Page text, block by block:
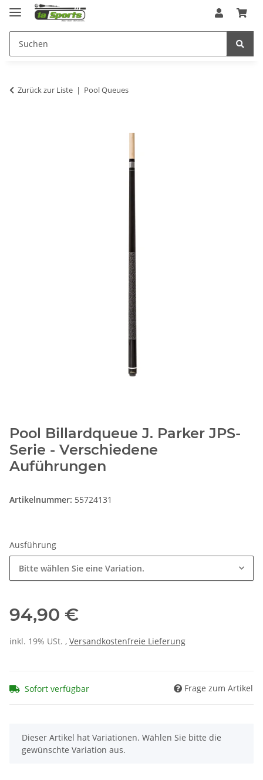
Zurück zur Liste Pool Queues
Pool Billardqueue J. Parker JPS-
Serie - Verschiedene
Auführungen
Artikelnummer: 55724131
Ausführung
Bitte wählen Sie eine Variation.
94,90 €
inkl. 19% USt. , Versandkostenfreie Lieferung
Sofort verfügbar Frage zum Artikel
x
Dieser Artikel hat Variationen. Wählen Sie bitte die
gewünschte Variation aus.